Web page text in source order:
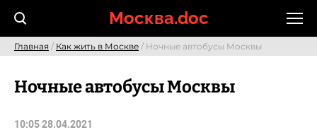
Москва.doc
Главная / Как жить в Москве / Ночные автобусы Москвы
Ночные автобусы Москвы
10:05 28.04.2021